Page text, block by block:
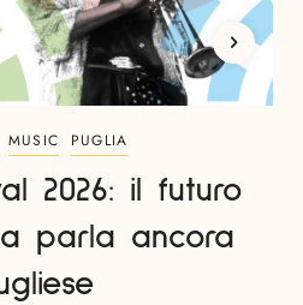
MUSIC PUGLIA
2026: il futuro
parla ancora